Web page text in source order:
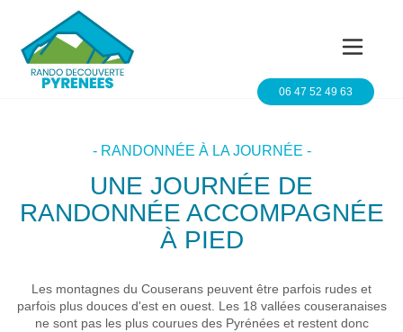
06 47 52 49 63
- RANDONNÉE À LA JOURNÉE -
UNE JOURNÉE DE
RANDONNÉE ACCOMPAGNÉE
À PIED
Les montagnes du Couserans peuvent être parfois rudes et
parfois plus douces d'est en ouest. Les 18 vallées couseranaises
ne sont pas les plus courues des Pyrénées et restent donc